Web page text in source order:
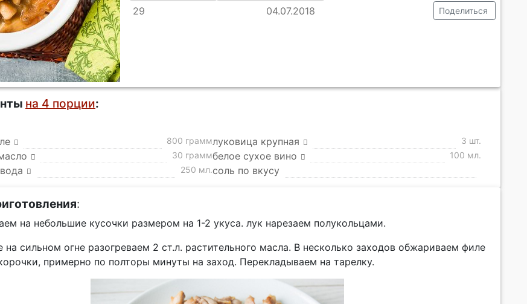
29
04.07.2018 Поделиться
на 4 порции:
800 граммлуковица крупная 3 шт.
30 граммбелое сухое вино 100 мл.
250 мл.соль по вкусу
:
на небольшие кусочки размером на 1-2 укуса. лук нарезаем полукольцами.
на сильном огне разогреваем 2 ст.л. растительного масла. В несколько заходов обжариваем филе
примерно по полторы минуты на заход. Перекладываем на тарелку.